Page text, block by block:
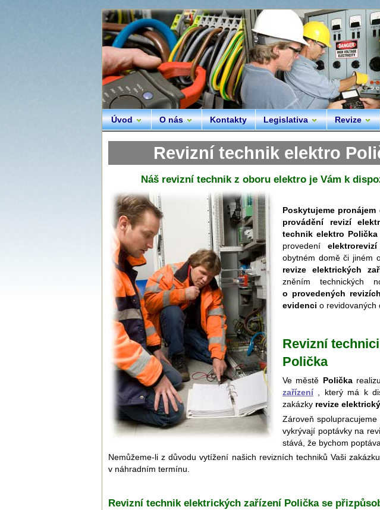
Úvod O nás Kontakty Legislativa Revize
Revizní technik elektro
Náš revizní technikz oboru elektro je Vám k
Poskytujeme
provádění revizí
technik elektro Polička
provedení elektrorevizí
obytném domě či jiném
revize elektrických
zněním technických
o provedených
evidenci o revidovaných
Revizní
Polička
Ve městě Polička
zařízení , který má k
zakázky revize
Zároveň
vykrývají poptávky na
stává, že bychom
Nemůžeme-li z důvodu vytížení našich revizních techniků Vaši
v náhradním termínu.
Revizní technik elektrických zařízení Polička se